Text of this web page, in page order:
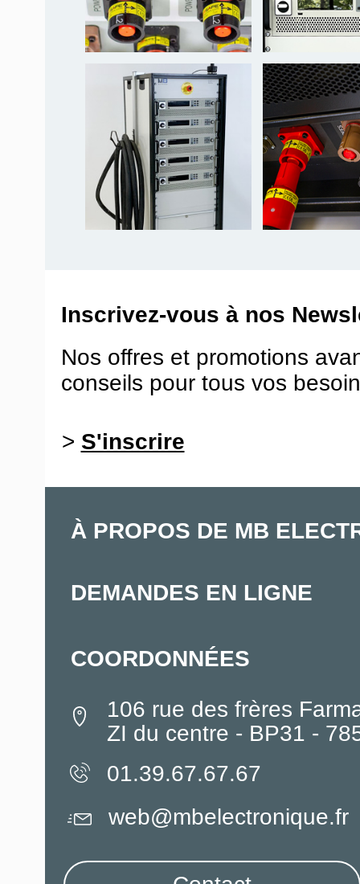
Inscrivez-vous à nos
Nos offres et promotions
conseils pour tous vos
> S'inscrire
À PROPOS DE MB
DEMANDES EN LIGNE
COORDONNÉES
106 rue des frères
ZI du centre - BP31 -
01.39.67.67.67
web@mbelectronique.fr